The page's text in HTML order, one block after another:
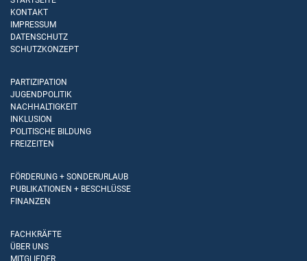
KONTAKT
IMPRESSUM
DATENSCHUTZ
SCHUTZKONZEPT
PARTIZIPATION
JUGENDPOLITIK
NACHHALTIGKEIT
INKLUSION
POLITISCHE BILDUNG
FREIZEITEN
FÖRDERUNG + SONDERURLAUB
PUBLIKATIONEN + BESCHLÜSSE
FINANZEN
FACHKRÄFTE
ÜBER UNS
MITGLIEDER